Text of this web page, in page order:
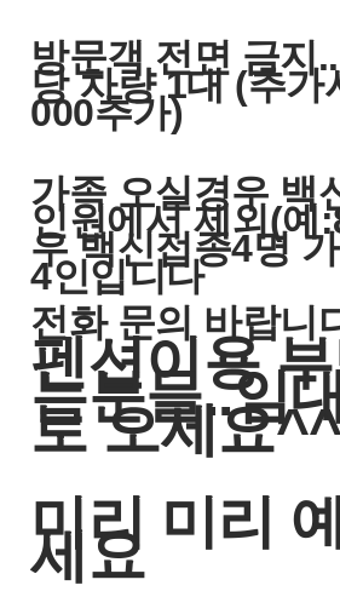
방문객 전면 금지
당 차량 1대 (추가
000추가)
가족 오실경우 백
인원에서 제외(예
우 백신접종4명
4인입니다
전화 문의 바랍니
펜션이용
는분들..임
로 오세요
미리 미리
세요